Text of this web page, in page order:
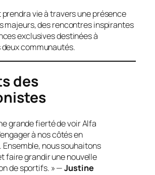
vie à travers une présence
majeurs, des rencontres inspirantes
exclusives destinées à
communautés.
des
grande fierté de voir Alfa
à nos côtés en
Ensemble, nous souhaitons
faire grandir une nouvelle
de sportifs. » —Justine